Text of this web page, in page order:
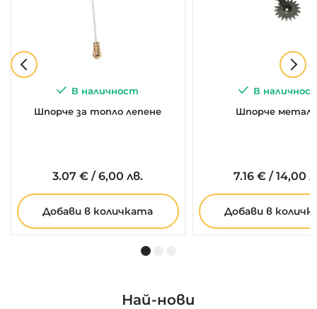
В наличност
Шпорче за топло лепене
3.07 € /6,00 лв.
Добави в количката
В
Шпорче
7.16 € /14,00
Добави в
Най-нови